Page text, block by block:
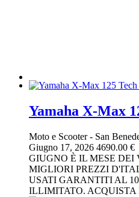
Yamaha X-Max
Moto e Scooter- San
Giugno 17, 2026 4690.00 €
GIUGNO È IL MESE DEI
MIGLIORI PREZZI
USATI GARANTITI AL
ILLIMITATO. ACQUISTA